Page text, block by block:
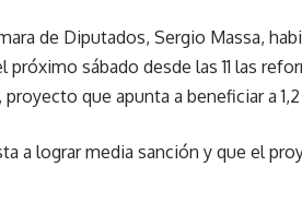
de Diputados, Sergio Massa,
próximo sábado desde las 11 las
que apunta a beneficiar a
a lograr media sanción y que el